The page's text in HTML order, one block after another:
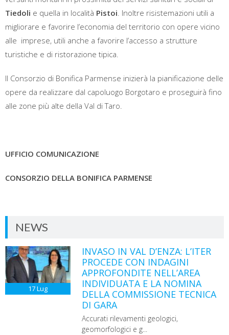
Tiedoli e quella in località Pistoi. Inoltre risistemazioni utili a
migliorare e favorire l’economia del territorio con opere vicino
alle imprese, utili anche a favorire l’accesso a strutture
turistiche e di ristorazione tipica.
Il Consorzio di Bonifica Parmense inizierà la pianificazione delle
opere da realizzare dal capoluogo Borgotaro e proseguirà fino
alle zone più alte della Val di Taro.
UFFICIO COMUNICAZIONE
CONSORZIO DELLA BONIFICA PARMENSE
NEWS
17Lug
INVASO IN VAL D’ENZA: L’ITER
PROCEDE CON INDAGINI
APPROFONDITE NELL’AREA
INDIVIDUATA E LA NOMINA
DELLA COMMISSIONE TECNICA
DI GARA
Accurati rilevamenti geologici,
geomorfologici e g...